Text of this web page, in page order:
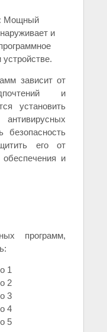
Мощный
и
зависит от
и
установить
безопасность
его от
обеспечения и
программ,
1
2
3
4
5